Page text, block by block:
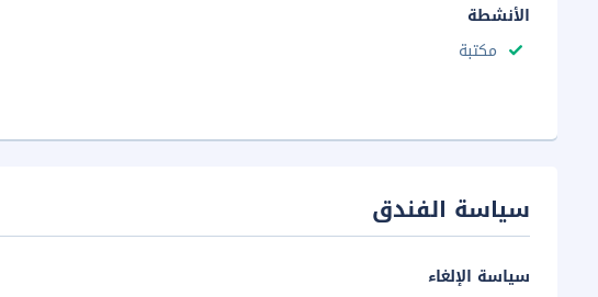
الأنشطة
مكتبة
سياسة الفندق
سياسة الإلغاء